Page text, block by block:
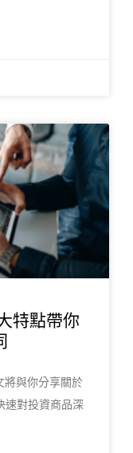
特點帶你
將與你分享關於
速對投資商品深